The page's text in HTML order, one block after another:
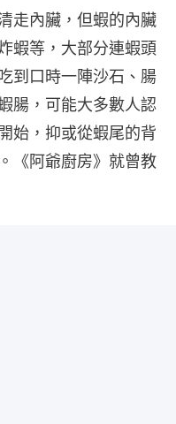
走內臟，但蝦的內臟
蝦等，大部分連蝦頭
到口時一陣沙石、腸
腸，可能大多數人認
始，抑或從蝦尾的背
《阿爺廚房》就曾教